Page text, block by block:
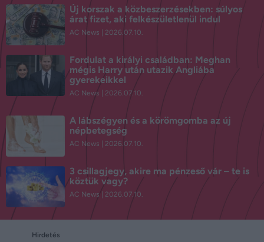
Új korszak a közbeszerzésekben: súlyos
árat fizet, aki felkészületlenül indul
AC News 2026.07.10.
Fordulat a királyi családban: Meghan
mégis Harry után utazik Angliába
gyerekeikkel
AC News 2026.07.10.
A lábszégyen és a körömgomba az új
népbetegség
AC News 2026.07.10.
3 csillagjegy, akire ma pénzeső vár – te is
köztük vagy?
AC News 2026.07.10.
Hirdetés